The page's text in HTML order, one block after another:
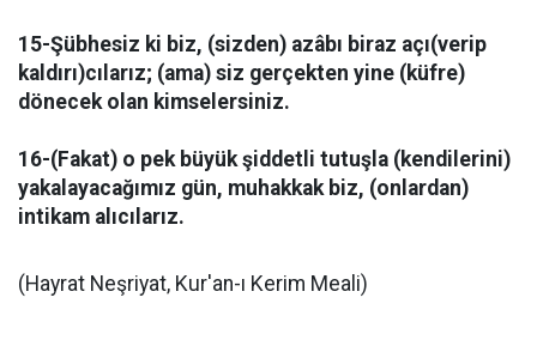
15-Şübhesiz ki biz, (sizden) azâbı biraz açı(verip
kaldırı)cılarız; (ama) siz gerçekten yine (küfre)
dönecek olan kimselersiniz.
16-(Fakat) o pek büyük şiddetli tutuşla (kendilerini)
yakalayacağımız gün, muhakkak biz, (onlardan)
intikam alıcılarız.
(Hayrat Neşriyat, Kur'an-ı Kerim Meali)